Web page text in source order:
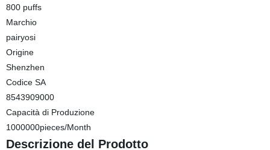
800 puffs
Marchio
pairyosi
Origine
Shenzhen
Codice SA
8543909000
Capacità di Produzione
1000000pieces/Month
Descrizione del Prodotto